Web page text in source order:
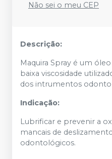
Não sei o meu CEP
Descrição:
Maquira Spray é um
baixa viscosidade
dos intrumentos
Indicação:
Lubrificar e prevenir a
mancais de
odontológicos.